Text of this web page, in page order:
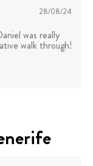
28/08/24
was really
walk through!